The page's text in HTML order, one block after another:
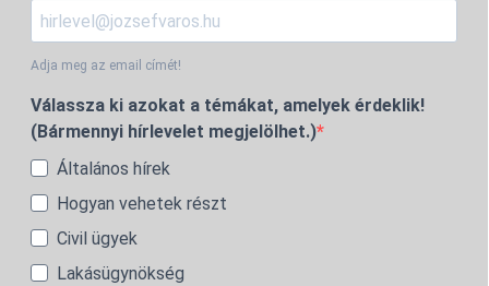
Adja meg az email címét!
Válassza ki azokat a témákat, amelyek érdeklik!
(Bármennyi hírlevelet megjelölhet.)
Általános hírek
Hogyan vehetek részt
Civil ügyek
Lakásügynökség